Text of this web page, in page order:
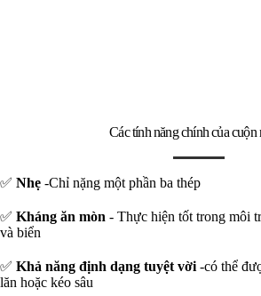
Các tính năng chính của cuộn
✅ Nhẹ -Chỉ nặng một phần ba thép
✅ Kháng ăn mòn - Thực hiện tốt trong môi
và biển
✅ Khả năng định dạng tuyệt vời -có thể
lăn hoặc kéo sâu